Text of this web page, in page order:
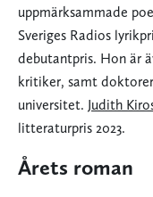
uppmärksammade
Sveriges Radios
debutantpris. Hon är
kritiker, samt
universitet. Judith
litteraturpris 2023.
Årets roman